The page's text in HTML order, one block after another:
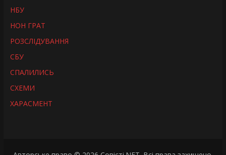
НБУ
НОН ГРАТ
РОЗСЛІДУВАННЯ
СБУ
СПАЛИЛИСЬ
СХЕМИ
ХАРАСМЕНТ